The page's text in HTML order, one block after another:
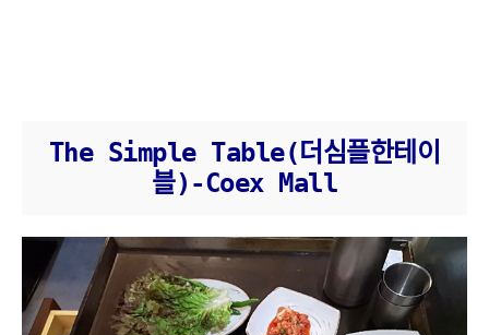
The Simple Table(더심플한테이
블)-Coex Mall